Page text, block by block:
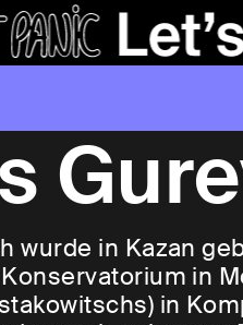
wurde in Kazan
in
in